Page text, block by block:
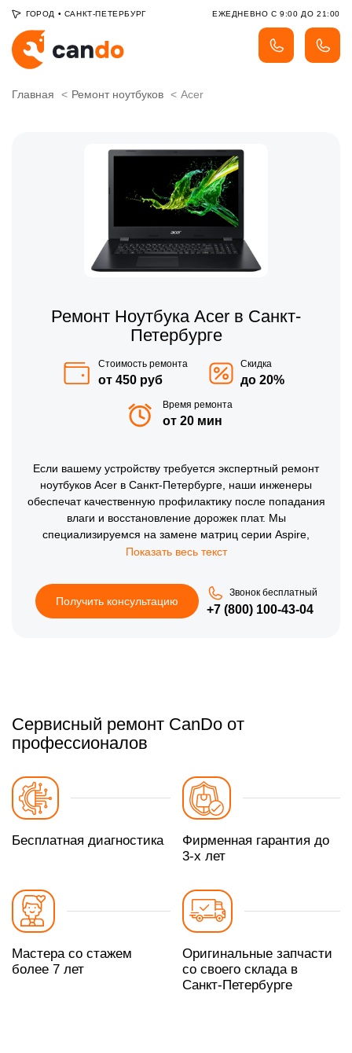
ГОРОД • САНКТ-ПЕТЕРБУРГ ЕЖЕДНЕВНО С 9:00 ДО 21:00
Главная Ремонт ноутбуков Acer
Ремонт Ноутбука Acer в Санкт-
Петербурге
Стоимость ремонта
от 450 руб
Скидка
до 20%
Время ремонта
от 20 мин
Если вашему устройству требуется экспертный ремонт
ноутбуков Acer в Санкт-Петербурге, наши инженеры
обеспечат качественную профилактику после попадания
влаги и восстановление дорожек плат. Мы
специализируемся на замене матриц серии Aspire,
ремонте петель корпуса и чистке контактов от окислов,
Тщательная настройка программной части и проверка
работы всех беспроводных модулей гарантируют
стабильную эксплуатацию техники Асер и высокую
Получить консультацию
Звонок бесплатный
+7 (800) 100-43-04
Сервисный ремонт CanDo от
профессионалов
Бесплатная диагностика
Фирменная гарантия до
3-х лет
Мастера со стажем
более 7 лет
Оригинальные запчасти
со своего склада в
Санкт-Петербурге